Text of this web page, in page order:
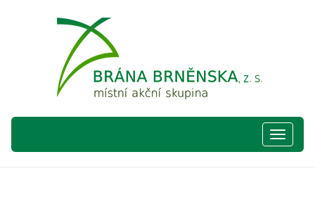
Hlavní
nabídka